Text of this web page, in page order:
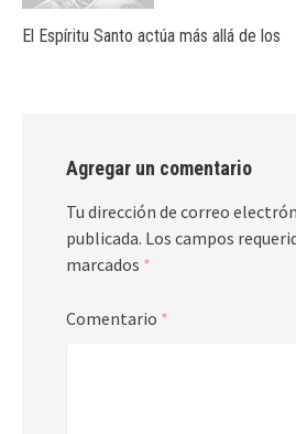
El Espíritu Santo actúa más allá de los
Agregar un comentario
Tu dirección de correo
publicada. Los campos
marcados *
Comentario *